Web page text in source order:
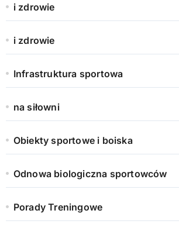
i zdrowie
i zdrowie
Infrastruktura sportowa
na siłowni
Obiekty sportowe i boiska
Odnowa biologiczna sportowców
Porady Treningowe